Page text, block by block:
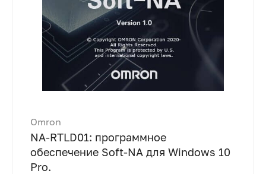
Omron
NA-RTLD01: программное
обеспечение Soft-NA для Windows 10
Pro.